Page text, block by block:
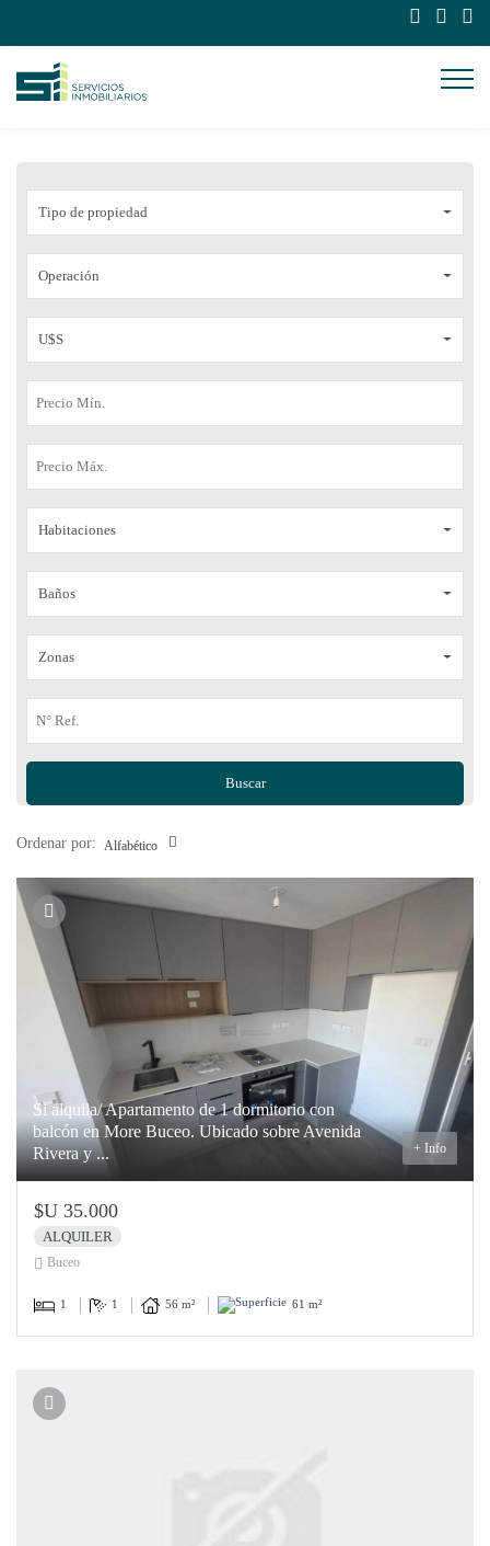
Tipo de propiedad
Operación
U$S
Habitaciones
Baños
Zonas
Buscar
Ordenar por: Alfabético
Si alquila/ Apartamento de 1 dormitorio con
balcón en More Buceo. Ubicado sobre Avenida
Rivera y ...
+ Info
$U 35.000
ALQUILER
Buceo
1 1 56 m² 61 m²